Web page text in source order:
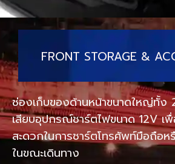
FRONT STORAGE &
ช่องเก็บของด้านหน้าขนาดใหญ่ทั้
เสียบอุปกรณ์ชาร์ตไฟขนาด 12V เ
สะดวกในการชาร์ตโทรศัพท์มือถือ
ในขณะเดินทาง